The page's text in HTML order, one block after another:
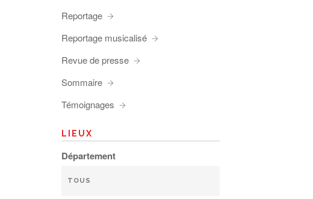
Reportage
Reportage musicalisé
Revue de presse
Sommaire
Témoignages
LIEUX
Département